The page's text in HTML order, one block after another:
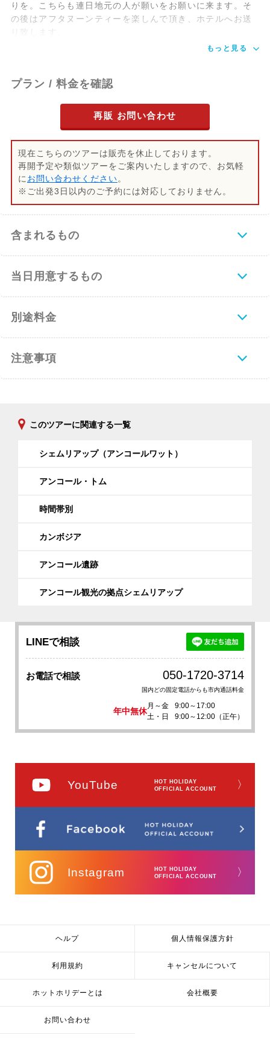
りを。こちらも連日地元の人が願いをお願いに来ます。そ
の後はアフタヌーンティーを楽しんで頂き、ホテルへお送
り致します。
もっと見る
プラン / 料金を確認
再販 お問い合わせ
現在こちらのツアーは販売を休止しております。
再開予定や類似ツアーをご案内いたしますので、お気軽
にお問い合わせください。
※ご出発3日以内のご予約には対応しておりません。
含まれるもの
当日用意するもの
別途料金
注意事項
このツアーに関連する一覧
シェムリアップ（アンコールワット）
アンコール・トム
時間帯別
カンボジア
アンコール遺跡
アンコール観光の拠点シェムリアップ
LINEで相談
お電話で相談 050-1720-3714
国内どの固定電話からも市内通話料金
年中無休
月～金
9:00～17:00
土・日
9:00～12:00（正午）
YouTube
HOT HOLIDAY
OFFICIAL ACCOUNT
〉
Instagram
HOT HOLIDAY
OFFICIAL ACCOUNT
〉
ヘルプ 個人情報保護方針
利用規約 キャンセルについて
ホットホリデーとは 会社概要
お問い合わせ